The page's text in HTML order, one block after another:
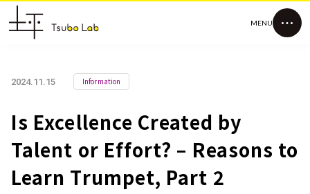
MENU
2024.11.15 Information
Is Excellence Created by
Talent or Effort? – Reasons to
Learn Trumpet, Part 2